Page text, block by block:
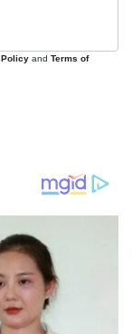
and Terms of